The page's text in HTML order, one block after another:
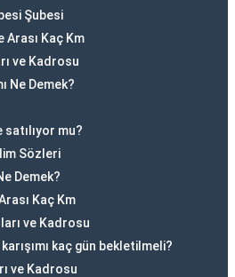
Şubesi
Arası Kaç Km
ve Kadrosu
Ne Demek?
satılıyor mu?
Sözleri
Demek?
Kaç Km
ve Kadrosu
kaç gün bekletilmeli?
ve Kadrosu